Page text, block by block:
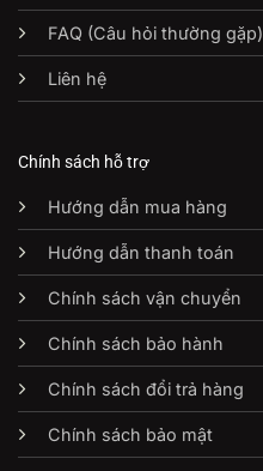
FAQ (Câu hỏi thường gặp)
Liên hệ
Chính sách hỗ trợ
Hướng dẫn mua hàng
Hướng dẫn thanh toán
Chính sách vận chuyển
Chính sách bảo hành
Chính sách đổi trả hàng
Chính sách bảo mật